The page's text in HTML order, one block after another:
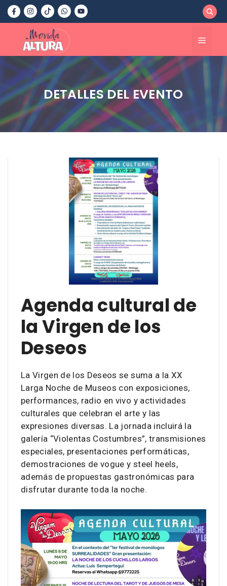
Saltar
contenido
Menú
DETALLES DEL EVENTO
Agenda cultural de
la Virgen de los
Deseos
La Virgen de los Deseos se suma a la XX
Larga Noche de Museos con exposiciones,
performances, radio en vivo y actividades
culturales que celebran el arte y las
expresiones diversas. La jornada incluirá la
galería “Violentas Costumbres”, transmisiones
especiales, presentaciones performáticas,
demostraciones de vogue y steel heels,
además de propuestas gastronómicas para
disfrutar durante toda la noche.